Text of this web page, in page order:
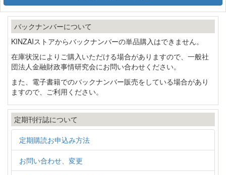
バックナンバーについて
KINZAIストアからバックナンバーの単品購入はできません。
在庫状況によりご購入いただける場合がありますので、一般社
団法人金融財政事情研究会にお問い合わせください。
また、電子書籍でのバックナンバー販売をしている場合があり
ますので、ご利用ください。
定期刊行誌について
定期購読お申込み方法
お問い合わせ、変更